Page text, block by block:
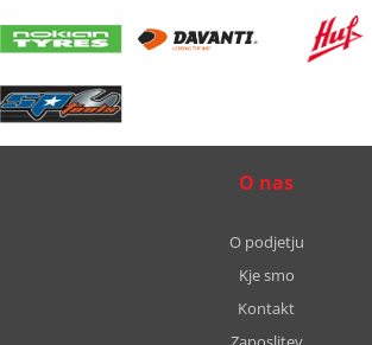
O nas
O podjetju
Kje smo
Kontakt